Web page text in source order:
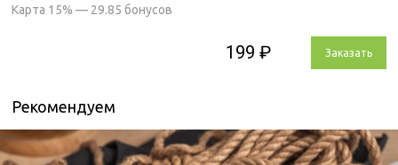
199 ₽ Заказать
Карта 15% — 29.85 бонусов
Рекомендуем